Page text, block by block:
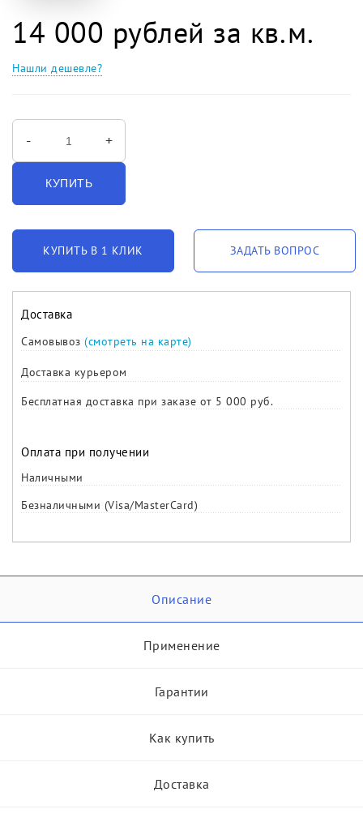
14 000 рублей за кв.м.
Нашли дешевле?
- +
КУПИТЬ
КУПИТЬ В 1 КЛИК ЗАДАТЬ ВОПРОС
Доставка
Самовывоз (смотреть на карте)
Доставка курьером
Бесплатная доставка при заказе от 5 000 руб.
Оплата при получении
Наличными
Безналичными (Visa/MasterCard)
Описание
Применение
Гарантии
Как купить
Доставка